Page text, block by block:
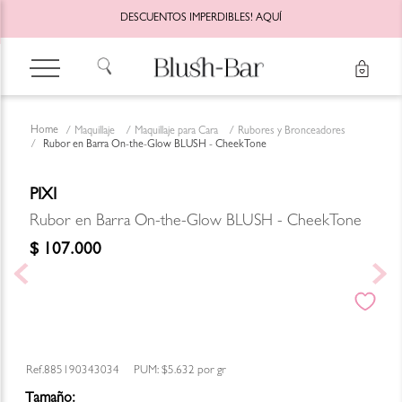
DESCUENTOS IMPERDIBLES! AQUÍ
Maquillaje Maquillaje para Cara
Rubores y Bronceadores
Rubor en Barra On-the-Glow BLUSH - CheekTone
PIXI
Rubor en Barra On-the-Glow BLUSH - CheekTone
$ 107.000
885190343034 PUM: $5.632 por gr
Tamaño: